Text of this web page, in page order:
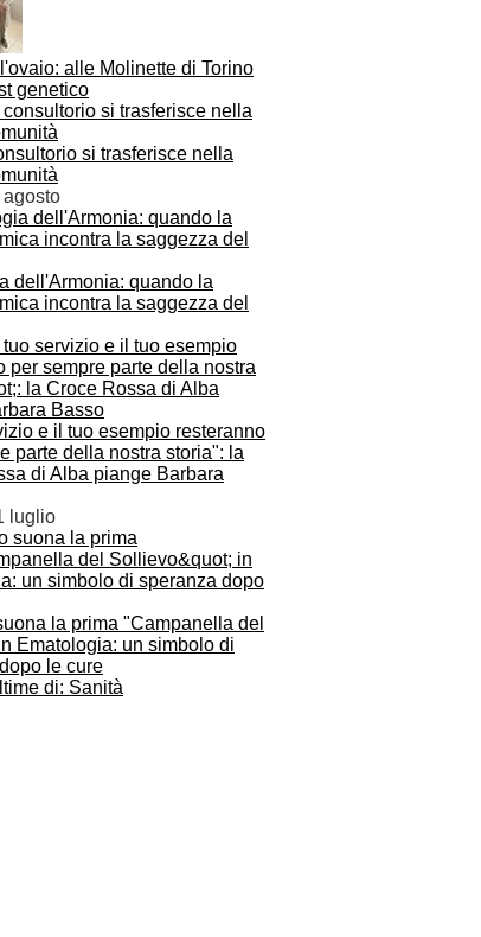
alle Molinette di Torino
genetico
si trasferisce nella
dell'Armonia: quando la
incontra la saggezza del
e il tuo esempio resteranno
parte della nostra storia": la
di Alba piange Barbara
luglio
la prima "Campanella del
Ematologia: un simbolo di
le cure
di: Sanità